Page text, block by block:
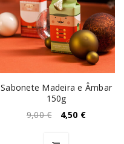
Sabonete Madeira e Âmbar
150g
9,00€ 4,50 €